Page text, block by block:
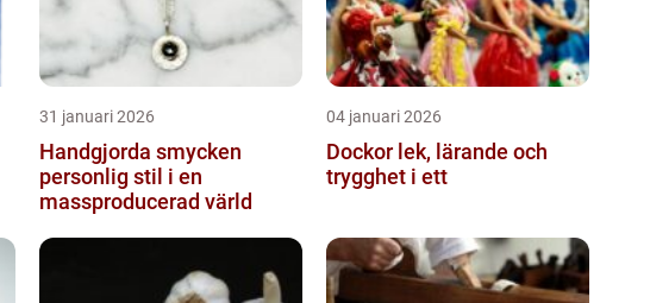
31 januari 2026
Handgjorda smycken
personlig stil i en
massproducerad värld
04 januari 2026
Dockor lek, lärande och
trygghet i ett